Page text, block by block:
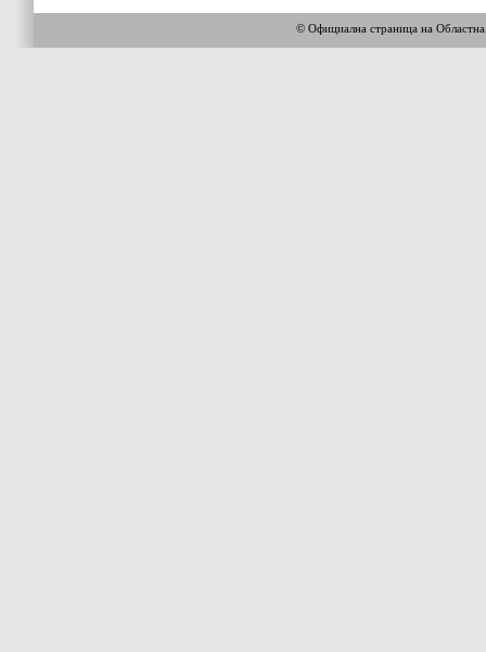
© Официална страница на